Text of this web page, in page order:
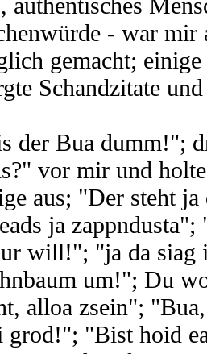
- war mir
gemacht;
Schandzitate
der Bua dumm!";
vor mir und
aus; "Der steht
ja
will!"; "ja da siag
um!"; Du
alloa zsein";
grod!"; "Bist hoid